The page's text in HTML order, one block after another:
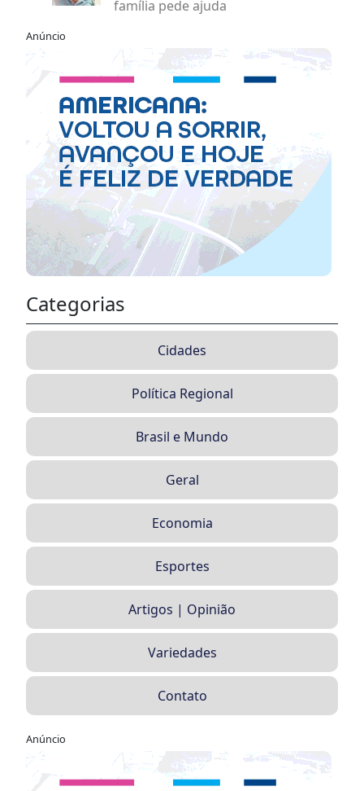
família pede ajuda
Anúncio
Categorias
Cidades
Política Regional
Brasil e Mundo
Geral
Economia
Esportes
Artigos | Opinião
Variedades
Contato
Anúncio